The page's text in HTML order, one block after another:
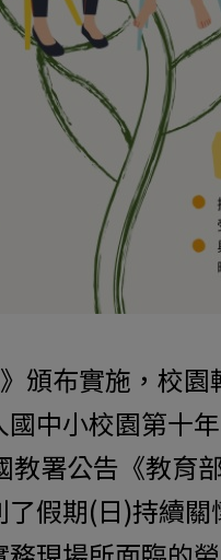
頒布實施，校
中小校園第十
教署公告《教
假期(日)持續